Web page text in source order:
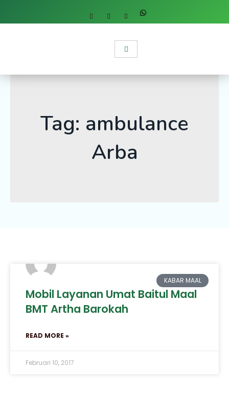
Tag: ambulance
Arba
KABAR MAAL
Mobil Layanan Umat Baitul Maal
BMT Artha Barokah
READ MORE »
Februari 10, 2017